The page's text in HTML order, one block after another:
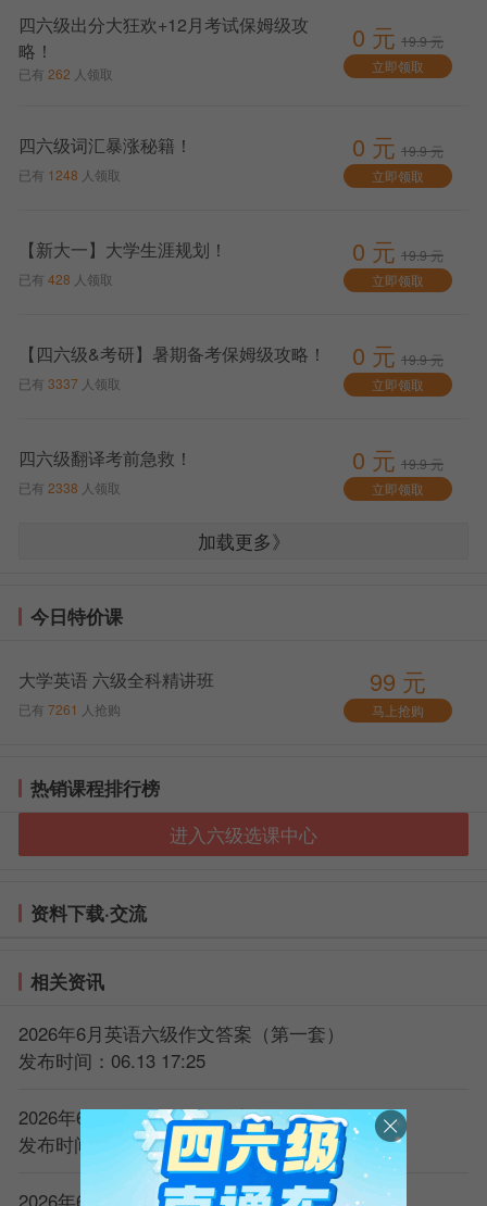
四六级出分大狂欢+12月考试保姆级攻
略！
已有 262 人领取
0 元 19.9 元
立即领取
四六级词汇暴涨秘籍！
已有 1248 人领取
0 元 19.9 元
立即领取
【新大一】大学生涯规划！
已有 428 人领取
0 元 19.9 元
立即领取
【四六级&考研】暑期备考保姆级攻略！
已有 3337 人领取
0 元 19.9 元
立即领取
四六级翻译考前急救！
已有 2338 人领取
0 元 19.9 元
立即领取
加载更多》
今日特价课
大学英语 六级全科精讲班
已有 7261 人抢购
99 元
马上抢购
热销课程排行榜
进入六级选课中心
资料下载·交流
相关资讯
2026年6月英语六级作文答案（第一套）
发布时间：06.13 17:25
2026年6月英语六级作文答案（第二套）
发布时间：06.13 17:25